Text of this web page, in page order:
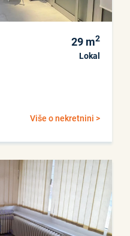
29 m2
Lokal
Više o nekretnini >